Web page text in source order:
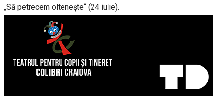
„Să petrecem oltenește“ (24 iulie).